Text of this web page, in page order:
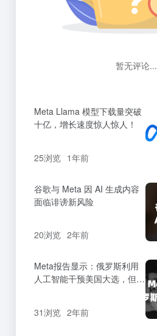
暂无评论...
Meta Llama 模型下载量突破
十亿，增长速度惊人惊人！
25浏览 1年前
谷歌与 Meta 因 AI 生成内容
面临诽谤新风险
20浏览 2年前
Meta报告显示：俄罗斯利用
人工智能干预美国大选，但效
31浏览 2年前